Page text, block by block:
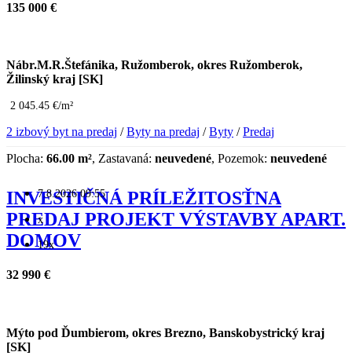
135 000 €
Nábr.M.R.Štefánika, Ružomberok, okres Ružomberok,
Žilinský kraj [SK]
2 045.45 €/m²
2 izbový byt na predaj /Byty na predaj /Byty /Predaj
Plocha: 66.00 m², Zastavaná: neuvedené, Pozemok: neuvedené
7.8.2026 09:55
x
19x
INVESTIČNÁ PRÍLEŽITOSŤNA
PREDAJ PROJEKT VÝSTAVBY APART.
DOMOV
32 990 €
Mýto pod Ďumbierom, okres Brezno, Banskobystrický kraj
[SK]